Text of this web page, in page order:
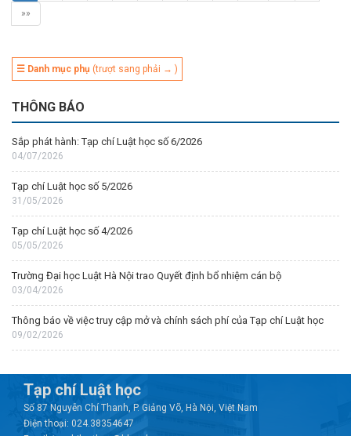
»»
☰ Danh mục phụ (trượt sang phải → )
THÔNG BÁO
Sắp phát hành: Tạp chí Luật học số 6/2026
04/07/2026
Tạp chí Luật học số 5/2026
31/05/2026
Tạp chí Luật học số 4/2026
05/05/2026
Trường Đại học Luật Hà Nội trao Quyết định bổ nhiệm cán bộ
03/04/2026
Thông báo về việc truy cập mở và chính sách phí của Tạp chí Luật học
09/02/2026
Tạp chí Luật học
Số 87 Nguyễn Chí Thanh, P. Giảng Võ, Hà Nội, Việt Nam
Điện thoại: 024.38354647